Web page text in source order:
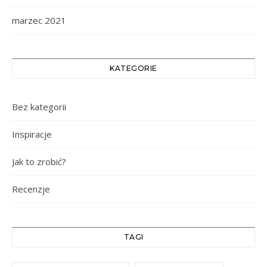
marzec 2021
KATEGORIE
Bez kategorii
Inspiracje
Jak to zrobić?
Recenzje
TAGI